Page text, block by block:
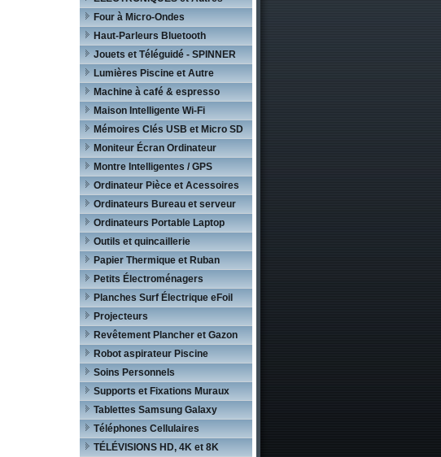
Four à Micro-Ondes
Haut-Parleurs Bluetooth
Jouets et Téléguidé - SPINNER
Lumières Piscine et Autre
Machine à café & espresso
Maison Intelligente Wi-Fi
Mémoires Clés USB et Micro SD
Moniteur Écran Ordinateur
Montre Intelligentes / GPS
Ordinateur Pièce et Acessoires
Ordinateurs Bureau et serveur
Ordinateurs Portable Laptop
Outils et quincaillerie
Papier Thermique et Ruban
Petits Électroménagers
Planches Surf Électrique eFoil
Projecteurs
Revêtement Plancher et Gazon
Robot aspirateur Piscine
Soins Personnels
Supports et Fixations Muraux
Tablettes Samsung Galaxy
Téléphones Cellulaires
TÉLÉVISIONS HD, 4K et 8K